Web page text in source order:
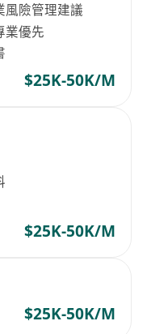
風險管理建議
業優先
$25K-50K/M
$25K-50K/M
$25K-50K/M